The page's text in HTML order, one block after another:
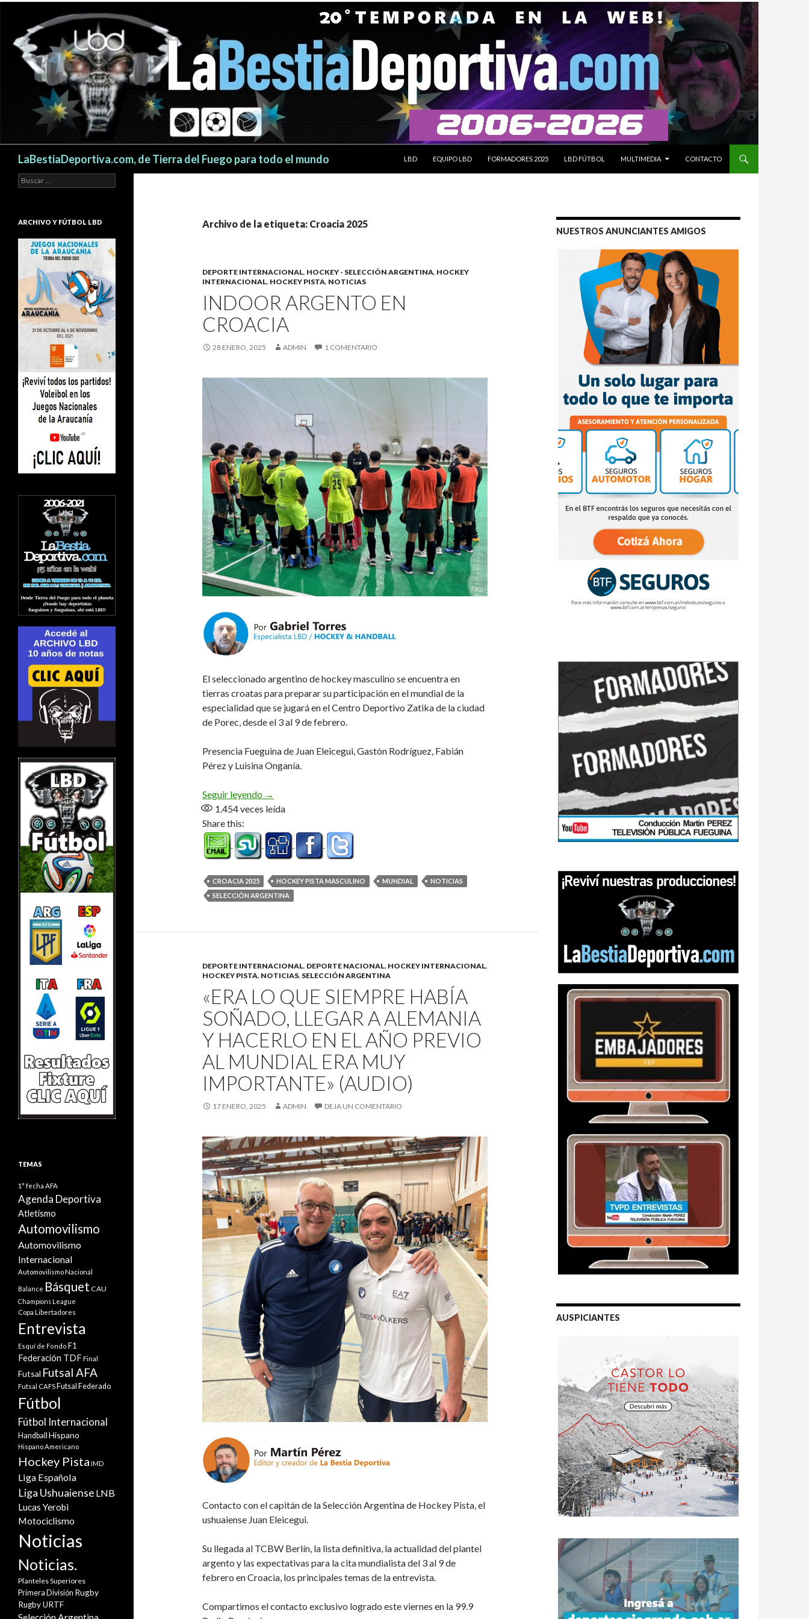
LaBestiaDeportiva.com, de Tierra del Fuego para todo el mundo
LBD
EQUIPO LBD FORMADORES 2025 LBD FÚTBOL MULTIMEDIA CONTACTO
Archivo de la etiqueta: Croacia 2025
DEPORTE INTERNACIONAL, HOCKEY - SELECCIÓN ARGENTINA, HOCKEY
INTERNACIONAL, HOCKEY PISTA, NOTICIAS
INDOOR ARGENTO EN
CROACIA
28 ENERO, 2025 ADMIN 1 COMENTARIO
El seleccionado argentino de hockey masculino se encuentra en
tierras croatas para preparar su participación en el mundial de la
especialidad que se jugará en el Centro Deportivo Zatika de la ciudad
de Porec, desde el 3 al 9 de febrero.
Presencia Fueguina de Juan Eleicegui, Gastón Rodríguez, Fabián
Pérez y Luisina Onganía.
Seguir leyendo Indoor argento en Croacia
→
1.454veces leída
Share this:
CROACIA 2025 HOCKEY PISTA MASCULINO MUNDIAL
NOTICIAS
SELECCIÓN ARGENTINA
DEPORTE INTERNACIONAL, DEPORTE NACIONAL, HOCKEY INTERNACIONAL,
HOCKEY PISTA, NOTICIAS, SELECCIÓN ARGENTINA
«ERA LO QUE SIEMPRE HABÍA
SOÑADO, LLEGAR A ALEMANIA
Y HACERLO EN EL AÑO PREVIO
AL MUNDIAL ERA MUY
IMPORTANTE» (AUDIO)
17 ENERO, 2025 ADMIN DEJA UN COMENTARIO
Contacto con el capitán de la Selección Argentina de Hockey Pista, el
ushuaiense Juan Eleicegui.
Su llegada al TCBW Berlín, la lista definitiva, la actualidad del plantel
argento y las expectativas para la cita mundialista del 3 al 9 de
febrero en Croacia, los principales temas de la entrevista.
Compartimos el contacto exclusivo logrado este viernes en la 99.9
NUESTROS ANUNCIANTES AMIGOS
AUSPICIANTES
Buscar:
ARCHIVO Y FÚTBOL LBD
TEMAS
1° fecha AFA
Agenda Deportiva
Atletismo
Automovilismo
Automovilismo
Internacional
Automovilismo Nacional
Balance Básquet CAU
Champions League
Copa Libertadores
Entrevista
Esquí de Fondo F1
Federación TDF Final
Futsal Futsal AFA
Futsal CAFS Futsal Federado
Fútbol
Fútbol Internacional
Handball Hispano
Hispano Americano
Hockey Pista IMD
Liga Española
Liga Ushuaiense LNB
Lucas Yerobi
Motociclismo
Noticias
Noticias.
Planteles Superiores
Primera División Rugby
Rugby URTF